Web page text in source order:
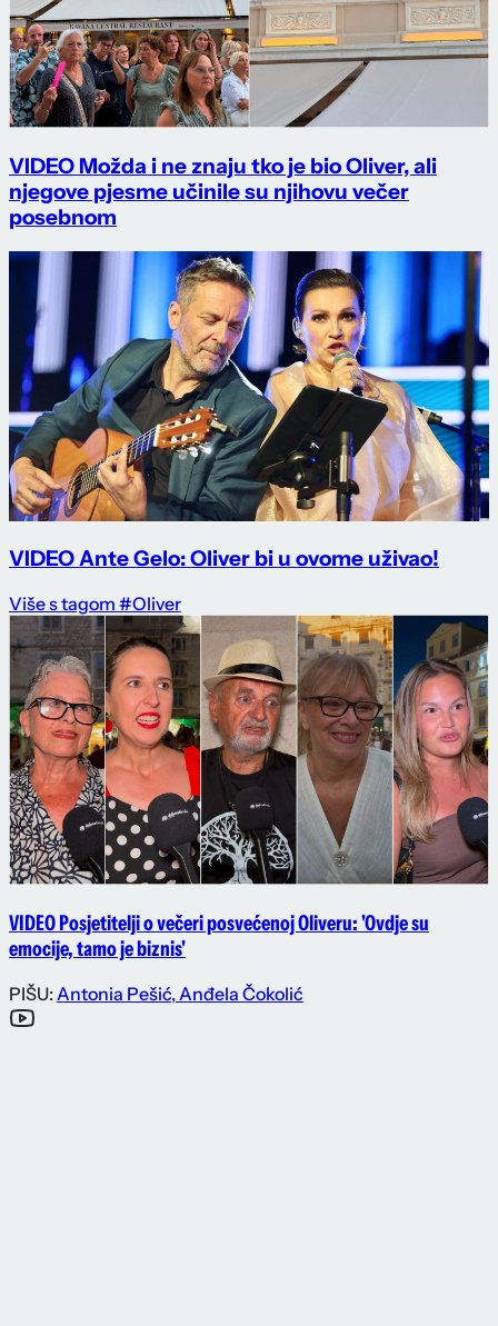
VIDEO Možda i ne znaju tko je bio Oliver, ali
njegove pjesme učinile su njihovu večer
posebnom
VIDEO Ante Gelo: Oliver bi u ovome uživao!
Više s tagom #Oliver
VIDEO Posjetitelji o večeri posvećenoj Oliveru: 'Ovdje su
emocije, tamo je biznis'
PIŠU: Antonia Pešić, Anđela Čokolić